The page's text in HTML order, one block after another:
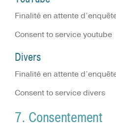
Finalité en attente
Consent to service youtube
Divers
Finalité en attente
Consent to service divers
7. Consentement